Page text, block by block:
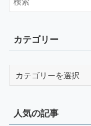
カテゴリー
ー
人気の記事